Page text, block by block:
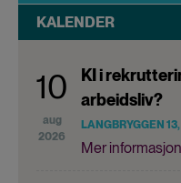
KALENDER
10
aug
2026
KI i
arbeidsliv?
LANGBRYGGEN
Mer